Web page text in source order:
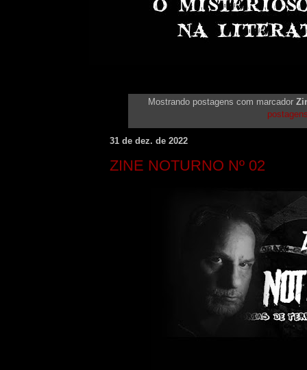
Mostrando postagens com marcador
31 de dez. de 2022
ZINE NOTURNO Nº 02